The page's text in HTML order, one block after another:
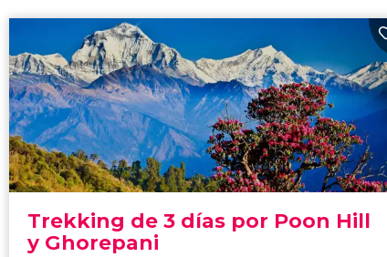
Trekking de 3 días por Poon Hill
y Ghorepani